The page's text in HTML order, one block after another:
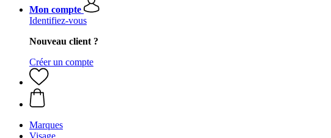
Mon compte
Identifiez-vous
Nouveau client ?
Créer un compte
Marques
Visage